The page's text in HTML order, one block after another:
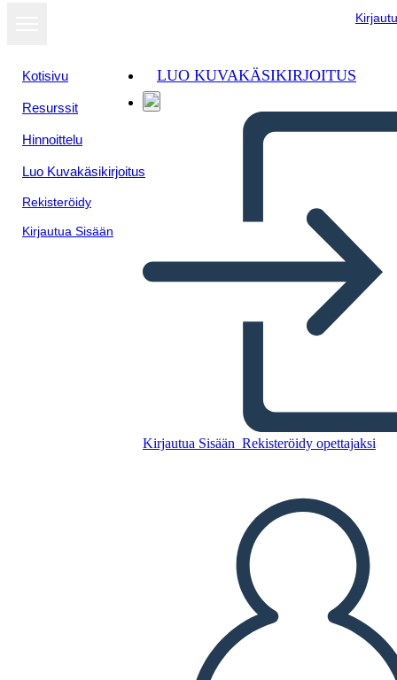
Kotisivu
Resurssit
Hinnoittelu
Luo Kuvakäsikirjoitus
Rekisteröidy
Kirjautua Sisään
LUO KUVAKÄSIKIRJOITUS
Kirjautua Sisään Rekisteröidy opettajaksi
La inteligencia emocional -
Daniel Goleman
Kopioi tämä kuvakäsikirjoitus
LUO KUVAKÄSIKIRJOITUS
Näytä
diaesityksenä